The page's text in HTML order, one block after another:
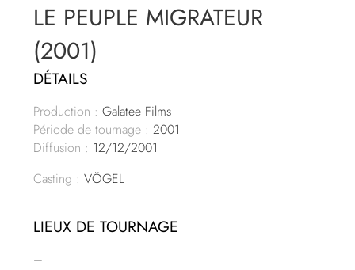
LE PEUPLE MIGRATEUR
(2001)
DÉTAILS
Production : Galatee Films
Période de tournage : 2001
Diffusion : 12/12/2001
Casting : VÖGEL
LIEUX DE TOURNAGE
–